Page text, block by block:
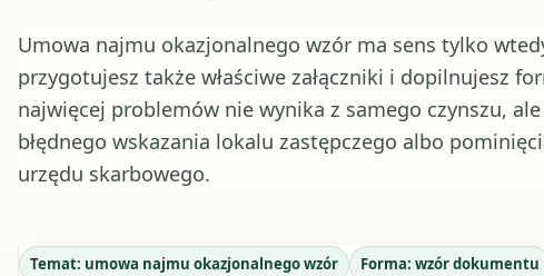
Umowa najmu okazjonalnego wzór ma sens tylko
przygotujesz także właściwe załączniki i dopilnujesz
najwięcej problemów nie wynika z samego czynszu,
błędnego wskazania lokalu zastępczego albo
urzędu skarbowego.
Temat: umowa najmu okazjonalnego wzór Forma: wzór dokumentu